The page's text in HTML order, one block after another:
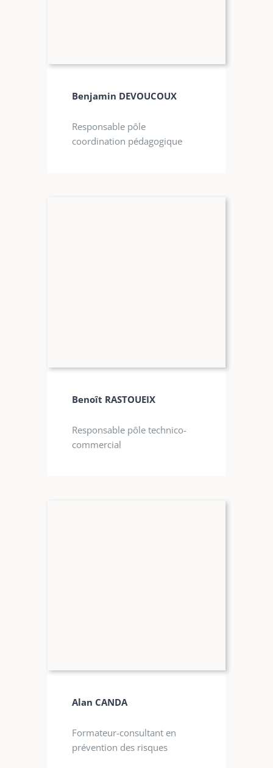
Benjamin DEVOUCOUX
Responsable pôle
coordination pédagogique
Benoît RASTOUEIX
Responsable pôle technico-
commercial
Alan CANDA
Formateur-consultant en
prévention des risques